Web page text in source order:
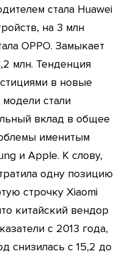
стала Huawei
на 3 млн
OPPO. Замыкает
млн. Тенденция
в новые
стали
вклад в общее
именитым
и Apple. К слову,
одну позицию
строчку Xiaomi
китайский вендор
с 2013 года,
снизилась с 15,2 до